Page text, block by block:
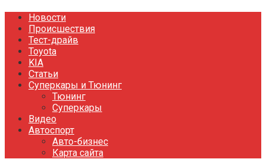
Новости
Происшествия
Тест-драйв
Toyota
KIA
Статьи
Суперкары и Тюнинг
Тюнинг
Суперкары
Видео
Автоспорт
Авто-бизнес
Карта сайта